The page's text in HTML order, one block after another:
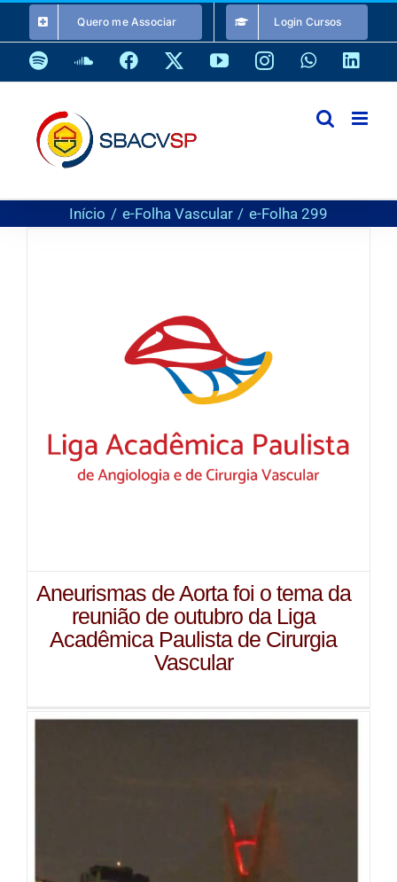
o
conteúdo
Quero me Associar Login Cursos
SpotifySoundCloud
Facebook YouTubeInstagramWhatsApp
Início e-Folha Vascular e-Folha 299
Aneurismas de Aorta foi o tema da
reunião de outubro da Liga
Acadêmica Paulista de Cirurgia
Vascular